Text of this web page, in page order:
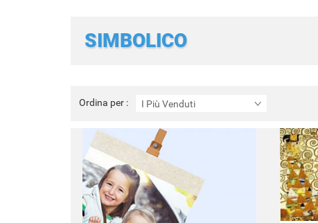
SIMBOLICO
Ordina per : I Più Venduti
Ordina
per